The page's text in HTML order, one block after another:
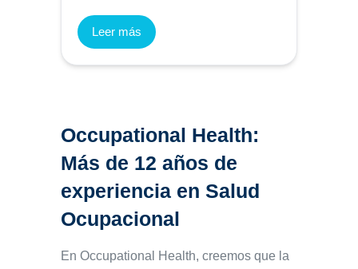
Leer más
Occupational Health:
Más de 12 años de
experiencia en Salud
Ocupacional
En Occupational Health, creemos que la